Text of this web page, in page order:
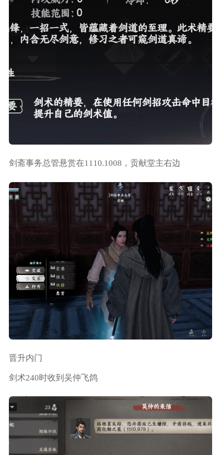
剑斋事务总管悬赏在1110.1008，贡献堂主右边
晋升内门
剑术240时收到吴仲飞鸽